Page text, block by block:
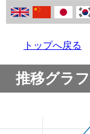
トップへ戻る
推移グラフ